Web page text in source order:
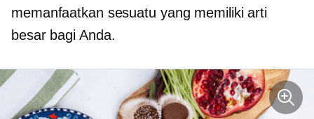
memanfaatkan sesuatu yang memiliki arti
besar bagi Anda.